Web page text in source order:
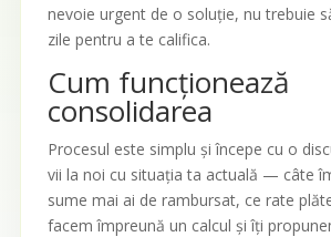
nevoie urgent de o soluție, nu trebuie
zile pentru a te califica.
Cum funcționează
consolidarea
Procesul este simplu și începe cu o
vii la noi cu situația ta actuală — câte
sume mai ai de rambursat, ce rate
facem împreună un calcul și îți